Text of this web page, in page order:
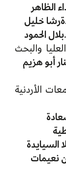
الظاهر
خليل
الحمود
والبحث
أبو هزيم
الأردنية
السيايدة
نعيمات